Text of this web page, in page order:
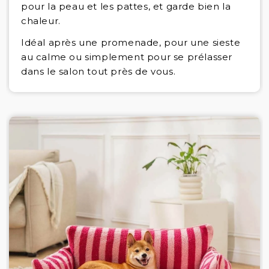
pour la peau et les pattes, et garde bien la
chaleur.
Idéal après une promenade, pour une sieste
au calme ou simplement pour se prélasser
dans le salon tout près de vous.